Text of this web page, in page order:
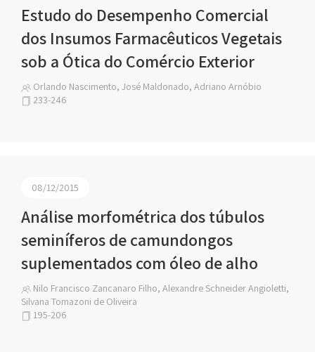
Estudo do Desempenho Comercial
dos Insumos Farmacêuticos Vegetais
sob a Ótica do Comércio Exterior
Orlando Nascimento, José Maldonado, Adriano Arnóbio
233-246
08/12/2015
Análise morfométrica dos túbulos
seminíferos de camundongos
suplementados com óleo de alho
Nilo Francisco Zancanaro Filho, Alexandre Schneider Angioletti,
Silvana Tomazoni de Oliveira
195-206